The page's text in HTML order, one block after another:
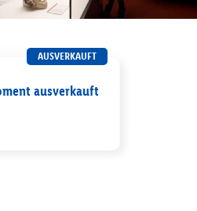
AUSVERKAUFT
ausverkauft